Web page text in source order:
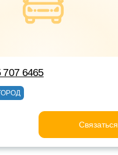
707 6465
Связаться